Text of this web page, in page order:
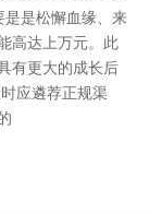
是松懈血缘、来
高达上万元。此
有更大的成长后
应遴荐正规渠